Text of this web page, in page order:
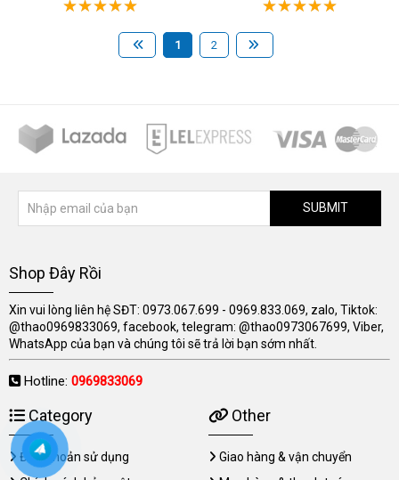
1 2
SUBMIT
Shop Đây Rồi
Xin vui lòng liên hệ SĐT: 0973.067.699 - 0969.833.069, zalo, Tiktok:
@thao0969833069, facebook, telegram: @thao0973067699, Viber,
WhatsApp của bạn và chúng tôi sẽ trả lời bạn sớm nhất.
Hotline: 0969833069
Category
Điều khoản sử dụng
Other
Giao hàng & vận chuyển